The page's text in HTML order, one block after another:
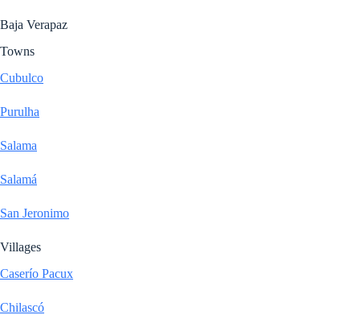
Baja Verapaz
Towns
Cubulco
Purulha
Salama
Salamá
San Jeronimo
Villages
Caserío Pacux
Chilascó